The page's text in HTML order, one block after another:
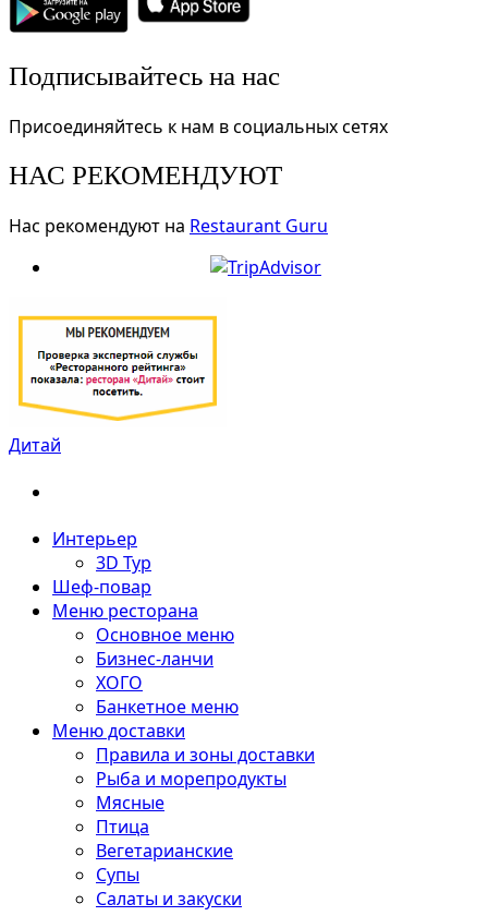
Подписывайтесь на нас
Присоединяйтесь к нам в социальных сетях
НАС РЕКОМЕНДУЮТ
Нас рекомендуют на Restaurant Guru
Дитай
Интерьер
3D Тур
Шеф-повар
Меню ресторана
Основное меню
Бизнес-ланчи
ХОГО
Банкетное меню
Меню доставки
Правила и зоны доставки
Рыба и морепродукты
Мясные
Птица
Вегетарианские
Супы
Салаты и закуски